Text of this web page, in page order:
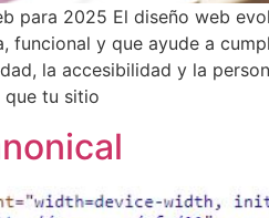
para 2025 El diseño web
funcional y que ayude a
la accesibilidad y la
que tu sitio